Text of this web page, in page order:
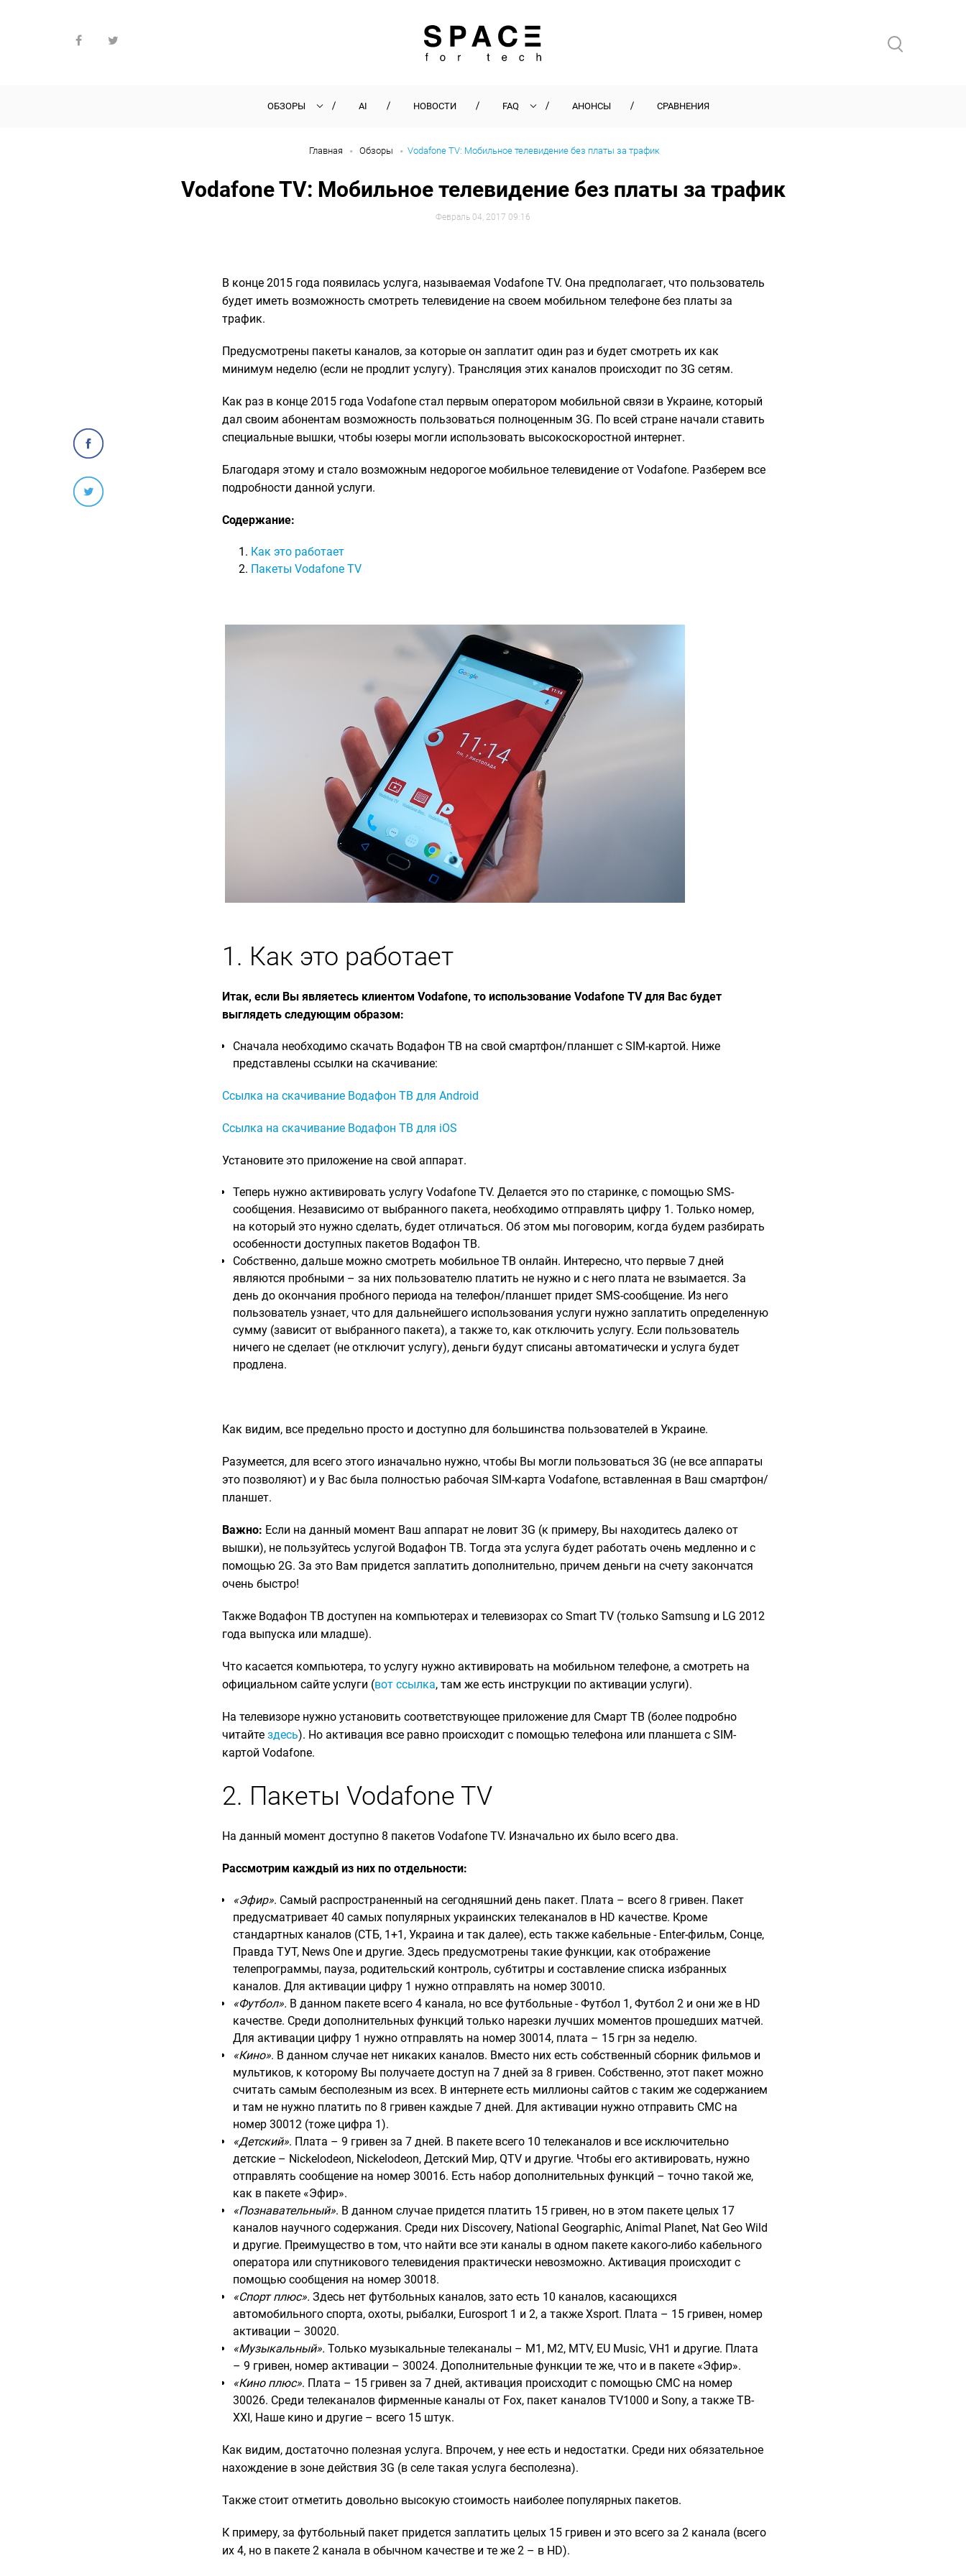
ОБЗОРЫ AI НОВОСТИ FAQ АНОНСЫ СРАВНЕНИЯ
Главная Обзоры Vodafone TV: Мобильное телевидение без платы за трафик
Vodafone TV: Мобильное телевидение без платы за трафик
Февраль 04, 2017 09:16
В конце 2015 года появилась услуга, называемая Vodafone TV. Она предполагает, что пользователь
будет иметь возможность смотреть телевидение на своем мобильном телефоне без платы за
трафик.
Предусмотрены пакеты каналов, за которые он заплатит один раз и будет смотреть их как
минимум неделю (если не продлит услугу). Трансляция этих каналов происходит по 3G сетям.
Как раз в конце 2015 года Vodafone стал первым оператором мобильной связи в Украине, который
дал своим абонентам возможность пользоваться полноценным 3G. По всей стране начали ставить
специальные вышки, чтобы юзеры могли использовать высокоскоростной интернет.
Благодаря этому и стало возможным недорогое мобильное телевидение от Vodafone. Разберем все
подробности данной услуги.
Содержание:
Как это работает
Пакеты Vodafone TV
1. Как это работает
Итак, если Вы являетесь клиентом Vodafone, то использование Vodafone TV для Вас будет
выглядеть следующим образом:
Сначала необходимо скачать Водафон ТВ на свой смартфон/планшет с SIM-картой. Ниже
представлены ссылки на скачивание:
Ссылка на скачивание Водафон ТВ для Android
Ссылка на скачивание Водафон ТВ для iOS
Установите это приложение на свой аппарат.
Теперь нужно активировать услугу Vodafone TV. Делается это по старинке, с помощью SMS-
сообщения. Независимо от выбранного пакета, необходимо отправлять цифру 1. Только номер,
на который это нужно сделать, будет отличаться. Об этом мы поговорим, когда будем разбирать
особенности доступных пакетов Водафон ТВ.
Собственно, дальше можно смотреть мобильное ТВ онлайн. Интересно, что первые 7 дней
являются пробными – за них пользователю платить не нужно и с него плата не взымается. За
день до окончания пробного периода на телефон/планшет придет SMS-сообщение. Из него
пользователь узнает, что для дальнейшего использования услуги нужно заплатить определенную
сумму (зависит от выбранного пакета), а также то, как отключить услугу. Если пользователь
ничего не сделает (не отключит услугу), деньги будут списаны автоматически и услуга будет
продлена.
Как видим, все предельно просто и доступно для большинства пользователей в Украине.
Разумеется, для всего этого изначально нужно, чтобы Вы могли пользоваться 3G (не все аппараты
это позволяют) и у Вас была полностью рабочая SIM-карта Vodafone, вставленная в Ваш смартфон/
планшет.
Важно: Если на данный момент Ваш аппарат не ловит 3G (к примеру, Вы находитесь далеко от
вышки), не пользуйтесь услугой Водафон ТВ. Тогда эта услуга будет работать очень медленно и с
помощью 2G. За это Вам придется заплатить дополнительно, причем деньги на счету закончатся
очень быстро!
Также Водафон ТВ доступен на компьютерах и телевизорах со Smart TV (только Samsung и LG 2012
года выпуска или младше).
Что касается компьютера, то услугу нужно активировать на мобильном телефоне, а смотреть на
официальном сайте услуги (вот ссылка, там же есть инструкции по активации услуги).
На телевизоре нужно установить соответствующее приложение для Смарт ТВ (более подробно
читайтездесь). Но активация все равно происходит с помощью телефона или планшета с SIM-
картой Vodafone.
2. Пакеты Vodafone TV
На данный момент доступно 8 пакетов Vodafone TV. Изначально их было всего два.
Рассмотрим каждый из них по отдельности:
«Эфир». Самый распространенный на сегодняшний день пакет. Плата – всего 8 гривен. Пакет
предусматривает 40 самых популярных украинских телеканалов в HD качестве. Кроме
стандартных каналов (СТБ, 1+1, Украина и так далее), есть также кабельные - Enter-фильм, Сонце,
Правда ТУТ, News One и другие. Здесь предусмотрены такие функции, как отображение
телепрограммы, пауза, родительский контроль, субтитры и составление списка избранных
каналов. Для активации цифру 1 нужно отправлять на номер 30010.
«Футбол». В данном пакете всего 4 канала, но все футбольные - Футбол 1, Футбол 2 и они же в HD
качестве. Среди дополнительных функций только нарезки лучших моментов прошедших матчей.
Для активации цифру 1 нужно отправлять на номер 30014, плата – 15 грн за неделю.
«Кино». В данном случае нет никаких каналов. Вместо них есть собственный сборник фильмов и
мультиков, к которому Вы получаете доступ на 7 дней за 8 гривен. Собственно, этот пакет можно
считать самым бесполезным из всех. В интернете есть миллионы сайтов с таким же содержанием
и там не нужно платить по 8 гривен каждые 7 дней. Для активации нужно отправить СМС на
номер 30012 (тоже цифра 1).
«Детский». Плата – 9 гривен за 7 дней. В пакете всего 10 телеканалов и все исключительно
детские – Nickelodeon, Nickelodeon, Детский Мир, QTV и другие. Чтобы его активировать, нужно
отправлять сообщение на номер 30016. Есть набор дополнительных функций – точно такой же,
как в пакете «Эфир».
«Познавательный». В данном случае придется платить 15 гривен, но в этом пакете целых 17
каналов научного содержания. Среди них Discovery, National Geographic, Animal Planet, Nat Geo Wild
и другие. Преимущество в том, что найти все эти каналы в одном пакете какого-либо кабельного
оператора или спутникового телевидения практически невозможно. Активация происходит с
помощью сообщения на номер 30018.
«Спорт плюс». Здесь нет футбольных каналов, зато есть 10 каналов, касающихся
автомобильного спорта, охоты, рыбалки, Eurosport 1 и 2, а также Xsport. Плата – 15 гривен, номер
активации – 30020.
«Музыкальный». Только музыкальные телеканалы – M1, M2, MTV, EU Music, VH1 и другие. Плата
– 9 гривен, номер активации – 30024. Дополнительные функции те же, что и в пакете «Эфир».
«Кино плюс». Плата – 15 гривен за 7 дней, активация происходит с помощью СМС на номер
30026. Среди телеканалов фирменные каналы от Fox, пакет каналов TV1000 и Sony, а также ТВ-
XXI, Наше кино и другие – всего 15 штук.
Как видим, достаточно полезная услуга. Впрочем, у нее есть и недостатки. Среди них обязательное
нахождение в зоне действия 3G (в селе такая услуга бесполезна).
Также стоит отметить довольно высокую стоимость наиболее популярных пакетов.
К примеру, за футбольный пакет придется заплатить целых 15 гривен и это всего за 2 канала (всего
их 4, но в пакете 2 канала в обычном качестве и те же 2 – в HD).